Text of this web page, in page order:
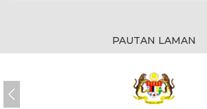
PAUTAN LAMAN